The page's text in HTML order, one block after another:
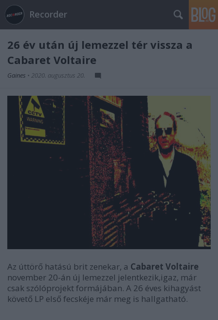
Recorder
26 év után új lemezzel tér vissza a
Cabaret Voltaire
Gaines • 2020. augusztus 20.
Az úttörő hatású brit zenekar, a Cabaret Voltaire
november 20-án új lemezzel jelentkezik,igaz, már
csak szólóprojekt formájában. A 26 éves kihagyást
követő LP első fecskéje már meg is hallgatható.